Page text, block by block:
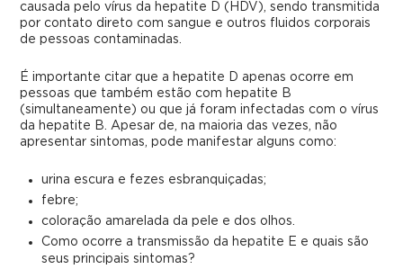
causada pelo vírus da hepatite D (HDV), sendo transmitida
por contato direto com sangue e outros fluidos corporais
de pessoas contaminadas.
É importante citar que a hepatite D apenas ocorre em
pessoas que também estão com hepatite B
(simultaneamente) ou que já foram infectadas com o vírus
da hepatite B. Apesar de, na maioria das vezes, não
apresentar sintomas, pode manifestar alguns como:
urina escura e fezes esbranquiçadas;
febre;
coloração amarelada da pele e dos olhos.
Como ocorre a transmissão da hepatite E e quais são
seus principais sintomas?